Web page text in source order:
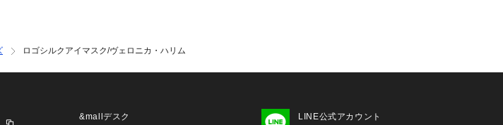
ロゴシルクアイマスク/ヴェロニカ・ハリム
&mallデスク LINE公式アカウント